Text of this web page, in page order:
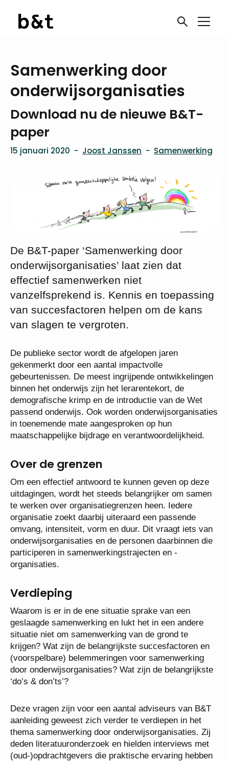
Samenwerking door
onderwijsorganisaties
Download nu de nieuwe B&T-
paper
15 januari 2020 - Joost Janssen - Samenwerking
De B&T-paper ‘Samenwerking door
onderwijsorganisaties’ laat zien dat
effectief samenwerken niet
vanzelfsprekend is. Kennis en toepassing
van succesfactoren helpen om de kans
van slagen te vergroten.
De publieke sector wordt de afgelopen jaren
gekenmerkt door een aantal impactvolle
gebeurtenissen. De meest ingrijpende ontwikkelingen
binnen het onderwijs zijn het lerarentekort, de
demografische krimp en de introductie van de Wet
passend onderwijs. Ook worden onderwijsorganisaties
in toenemende mate aangesproken op hun
maatschappelijke bijdrage en verantwoordelijkheid.
Over de grenzen
Om een effectief antwoord te kunnen geven op deze
uitdagingen, wordt het steeds belangrijker om samen
te werken over organisatiegrenzen heen. Iedere
organisatie zoekt daarbij uiteraard een passende
omvang, intensiteit, vorm en duur. Dit vraagt iets van
onderwijsorganisaties en de personen daarbinnen die
participeren in samenwerkingstrajecten en -
organisaties.
Verdieping
Waarom is er in de ene situatie sprake van een
geslaagde samenwerking en lukt het in een andere
situatie niet om samenwerking van de grond te
krijgen? Wat zijn de belangrijkste succesfactoren en
(voorspelbare) belemmeringen voor samenwerking
door onderwijsorganisaties? Wat zijn de belangrijkste
‘do’s & don’ts’?
Deze vragen zijn voor een aantal adviseurs van B&T
aanleiding geweest zich verder te verdiepen in het
thema samenwerking door onderwijsorganisaties. Zij
deden literatuuronderzoek en hielden interviews met
(oud-)opdrachtgevers die praktische ervaring hebben